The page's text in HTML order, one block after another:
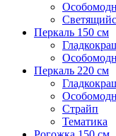
Перкаль 150 см
Перкаль 220 см
Страйп
Тематика